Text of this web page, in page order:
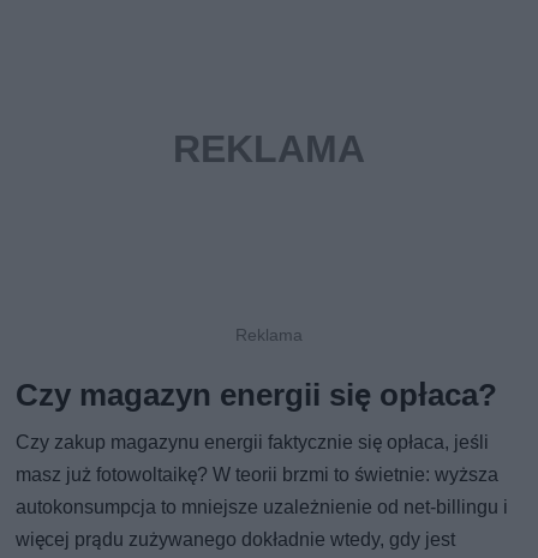
Czy magazyn energii się opłaca?
Czy zakup magazynu energii faktycznie się opłaca, jeśli
masz już fotowoltaikę? W teorii brzmi to świetnie: wyższa
autokonsumpcja to mniejsze uzależnienie od net-billingu i
więcej prądu zużywanego dokładnie wtedy, gdy jest